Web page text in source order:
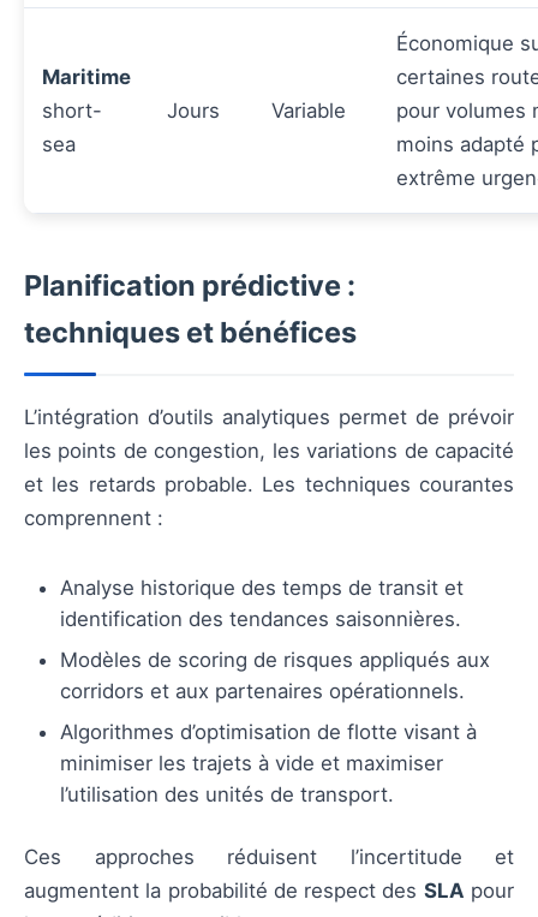
Maritime
short-
sea
Jours Variable
Économique
certaines
pour volumes
moins adapté
extrême
Planification prédictive :
techniques et bénéfices
L’intégration d’outils analytiques permet de prévoir
les points de congestion, les variations de capacité
et les retards probable. Les techniques courantes
comprennent :
Analyse historique des temps de transit et
identification des tendances saisonnières.
Modèles de scoring de risques appliqués aux
corridors et aux partenaires opérationnels.
Algorithmes d’optimisation de flotte visant à
minimiser les trajets à vide et maximiser
l’utilisation des unités de transport.
Ces approches réduisent l’incertitude et
augmentent la probabilité de respect des SLA pour